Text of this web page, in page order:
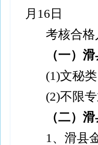
月 16 日
考核合
（一）
(1)文秘
(2)不限专
（二）
1 、滑县